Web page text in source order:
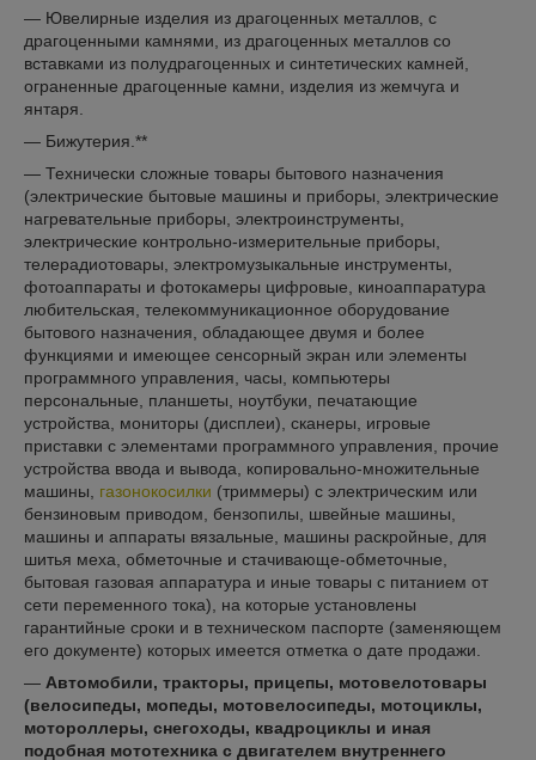
— Ювелирные изделия из драгоценных металлов, с
драгоценными камнями, из драгоценных металлов со
вставками из полудрагоценных и синтетических камней,
ограненные драгоценные камни, изделия из жемчуга и
янтаря.
— Бижутерия.**
— Технически сложные товары бытового назначения
(электрические бытовые машины и приборы, электрические
нагревательные приборы, электроинструменты,
электрические контрольно-измерительные приборы,
телерадиотовары, электромузыкальные инструменты,
фотоаппараты и фотокамеры цифровые, киноаппаратура
любительская, телекоммуникационное оборудование
бытового назначения, обладающее двумя и более
функциями и имеющее сенсорный экран или элементы
программного управления, часы, компьютеры
персональные, планшеты, ноутбуки, печатающие
устройства, мониторы (дисплеи), сканеры, игровые
приставки с элементами программного управления, прочие
устройства ввода и вывода, копировально-множительные
машины, газонокосилки (триммеры) с электрическим или
бензиновым приводом, бензопилы, швейные машины,
машины и аппараты вязальные, машины раскройные, для
шитья меха, обметочные и стачивающе-обметочные,
бытовая газовая аппаратура и иные товары с питанием от
сети переменного тока), на которые установлены
гарантийные сроки и в техническом паспорте (заменяющем
его документе) которых имеется отметка о дате продажи.
— Автомобили, тракторы, прицепы, мотовелотовары
(велосипеды, мопеды, мотовелосипеды, мотоциклы,
мотороллеры, снегоходы, квадроциклы и иная
подобная мототехника с двигателем внутреннего